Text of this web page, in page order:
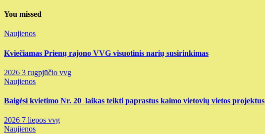
You missed
Naujienos
Kviečiamas Prienų rajono VVG visuotinis narių susirinkimas
2026 3 rugpjūčio vvg
Naujienos
Baigėsi kvietimo Nr. 20 laikas teikti paprastus kaimo vietovių vietos projektus
2026 7 liepos vvg
Naujienos